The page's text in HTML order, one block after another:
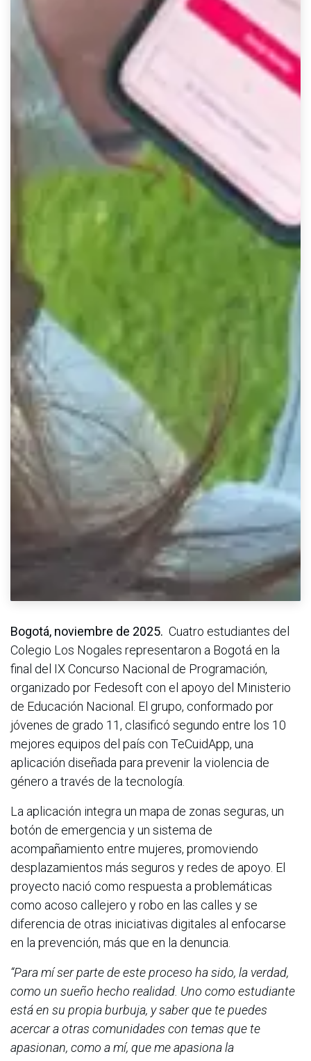
Bogotá, noviembre de 2025. Cuatro estudiantes del
Colegio Los Nogales representaron a Bogotá en la
final del IX Concurso Nacional de Programación,
organizado por Fedesoft con el apoyo del Ministerio
de Educación Nacional. El grupo, conformado por
jóvenes de grado 11, clasificó segundo entre los 10
mejores equipos del país con TeCuidApp, una
aplicación diseñada para prevenir la violencia de
género a través de la tecnología.
La aplicación integra un mapa de zonas seguras, un
botón de emergencia y un sistema de
acompañamiento entre mujeres, promoviendo
desplazamientos más seguros y redes de apoyo. El
proyecto nació como respuesta a problemáticas
como acoso callejero y robo en las calles y se
diferencia de otras iniciativas digitales al enfocarse
en la prevención, más que en la denuncia.
“Para mí ser parte de este proceso ha sido, la verdad,
como un sueño hecho realidad. Uno como estudiante
está en su propia burbuja, y saber que te puedes
acercar a otras comunidades con temas que te
apasionan, como a mí, que me apasiona la